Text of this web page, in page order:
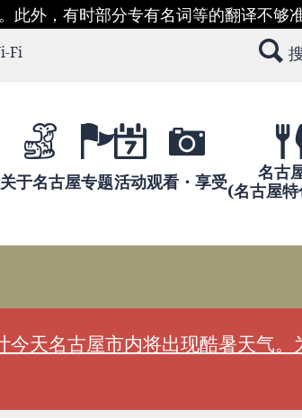
外，有时部分专有名词等的翻译不够准
Fi
关于名古屋专题活动观看・享受
名古
(名古屋
今天名古屋市内将出现酷暑天气